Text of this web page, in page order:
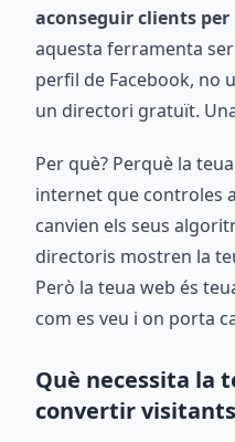
aconseguir clients
aquesta ferramenta
perfil de Facebook, no
un directori gratuït.
Per què? Perquè la
internet que controles
canvien els seus
directoris mostren la
Però la teua web és
com es veu i on porta
Què necessita la
convertir